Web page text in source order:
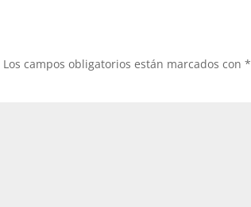
Los campos obligatorios están marcados con*